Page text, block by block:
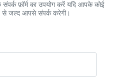
फ़ॉर्म का उपयोग करें यदि आपके कोई
से जल्द आपसे संपर्क करेगी।